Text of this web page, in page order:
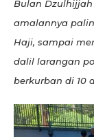
Bulan
amalannya
Haji, sampai
dalil larangan
berkurban di 10